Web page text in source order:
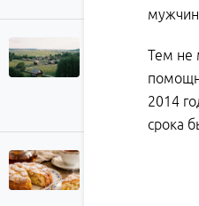
Тем не
2014
срока